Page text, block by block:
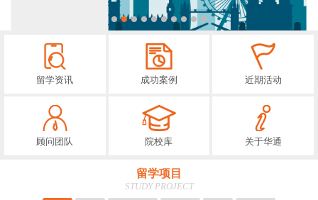
留学资讯 成功案例 近期活动
顾问团队 院校库 关于华通
留学项目
STUDY PROJECT